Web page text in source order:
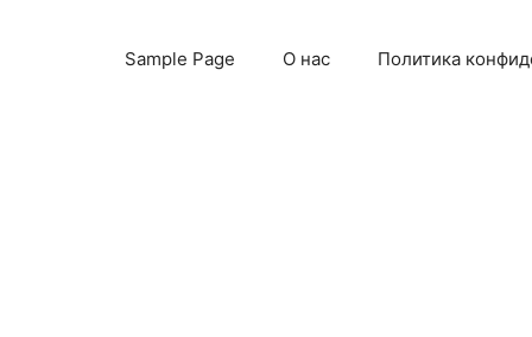
Sample Page О нас Политика